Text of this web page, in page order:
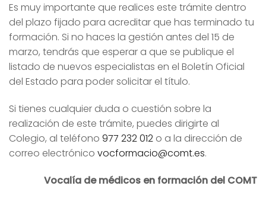
Es muy importante que realices este trámite dentro
del plazo fijado para acreditar que has terminado tu
formación. Si no haces la gestión antes del 15 de
marzo, tendrás que esperar a que se publique el
listado de nuevos especialistas en el Boletín Oficial
del Estado para poder solicitar el título.
Si tienes cualquier duda o cuestión sobre la
realización de este trámite, puedes dirigirte al
Colegio, al teléfono 977 232 012 o a la dirección de
correo electrónico vocformacio@comt.es.
Vocalía de médicos en formación del COMT